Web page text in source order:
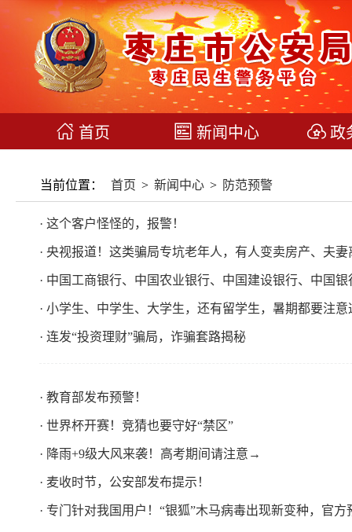
首页 新闻中心 政
当前位置： 首页 > 新闻中心 > 防范预警
· 这个客户怪怪的，报警！
· 央视报道！这类骗局专坑老年人，有人变卖房产、夫
· 中国工商银行、中国农业银行、中国建设银行、中国
· 小学生、中学生、大学生，还有留学生，暑期都要注意
· 连发“投资理财”骗局，诈骗套路揭秘
· 教育部发布预警！
· 世界杯开赛！竞猜也要守好“禁区”
· 降雨+9级大风来袭！高考期间请注意→ ​
· 麦收时节，公安部发布提示！
· 专门针对我国用户！“银狐”木马病毒出现新变种，官